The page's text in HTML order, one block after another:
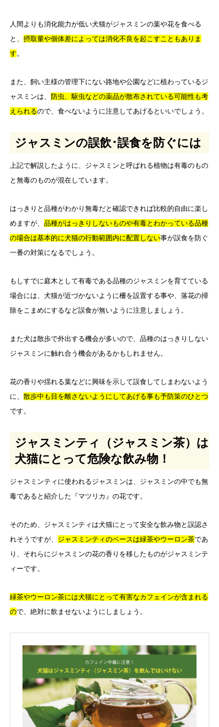
人間よりも消化能力が低い犬猫がジャスミンの葉や花を食べる
と、 摂取量や個体差によっては消化不良を起こすこともありま
す。
また、飼い主様の管理下にない路地や公園などに植わっているジ
ャスミンは、 防虫、駆虫などの薬品が散布されている可能性も考
えられるので、食べないように注意してあげるといいでしょう。
ジャスミンの誤飲･誤食を防ぐには
上記で解説したように、ジャスミンと呼ばれる植物は有毒のもの
と無毒のものが混在しています。
はっきりと品種がわかり無毒だと確認できれば比較的自由に楽し
めますが、 品種がはっきりしないものや有毒とわかっている品種
の場合は基本的に犬猫の行動範囲内に配置しない事が誤食を防ぐ
一番の対策になるでしょう。
もしすでに庭木として有毒である品種のジャスミンを育てている
場合には、犬猫が近づかないように柵を設置する事や、落花の掃
除をこまめにするなど誤食が無いように注意しましょう。
また犬は散歩で外出する機会が多いので、品種のはっきりしない
ジャスミンに触れ合う機会があるかもしれません。
花の香りや揺れる葉などに興味を示して誤食してしまわないよう
に、 散歩中も目を離さないようにしてあげる事も予防策のひとつ
です。
ジャスミンティ（ジャスミン茶）は
犬猫にとって危険な飲み物！
ジャスミンティに使われるジャスミンは、ジャスミンの中でも無
毒であると紹介した『マツリカ』の花です。
そのため、ジャスミンティは犬猫にとって安全な飲み物と誤認さ
れそうですが、 ジャスミンティのベースは緑茶やウーロン茶であ
り、それらにジャスミンの花の香りを移したものがジャスミンテ
ィーです。
緑茶やウーロン茶には犬猫にとって有害なカフェインが含まれる
ので、絶対に飲ませないようにしましょう。